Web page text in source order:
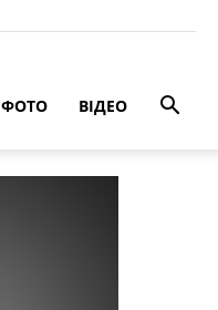
ФОТО ВІДЕО